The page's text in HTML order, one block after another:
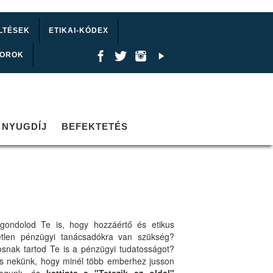
ETIKAI-KÓDEX
NYUGDÍJ BEFEKTETÉS
Te is, hogy hozzáértő és etikus
pénzügyi tanácsadókra van szükség?
tartod Te is a pénzügyi tudatosságot?
nekünk, hogy minél több emberhez jusson